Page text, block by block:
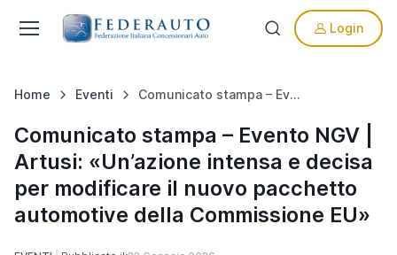
Login
Home Eventi Comunicato stampa – Evento NGV | Artusi: «Un’azione intensa e decisa per modificare il nuovo pacchetto automotive della Commissione EU»
Comunicato stampa – Evento NGV |
Artusi: «Un’azione intensa e decisa
per modificare il nuovo pacchetto
automotive della Commissione EU»